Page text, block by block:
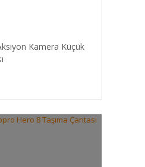
Kamera Küçük